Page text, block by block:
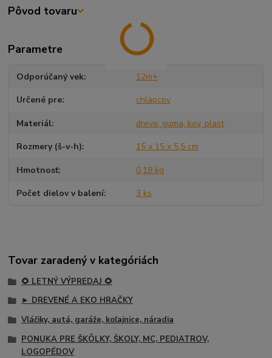
Pôvod tovaru
Parametre
Odporúčaný vek 12m+
Určené pre chlapcov
Materiál drevo, guma, kov, plast
Rozmery (š-v-h) 15 x 15 x 5,5 cm
Hmotnosť 0,18 kg
Počet dielov v balení 3 ks
Tovar zaradený v kategóriách
🌻 LETNÝ VÝPREDAJ 🌻
► DREVENÉ A EKO HRAČKY
Vláčiky, autá, garáže, koľajnice, náradia
PONUKA PRE ŠKÔLKY, ŠKOLY, MC, PEDIATROV,
LOGOPÉDOV